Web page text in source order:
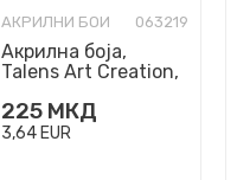
АКРИЛНИ БОИ 063219
Акрилна боја,
Talens Art Creation,
75ml
225 МКД
3,64 EUR